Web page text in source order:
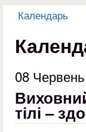
Ви є тут
Календарь
08
тілі –